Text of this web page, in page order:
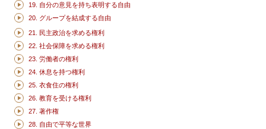
19. 自分の意見を持ち表明する自由
20. グループを結成する自由
21. 民主政治を求める権利
22. 社会保障を求める権利
23. 労働者の権利
24. 休息を持つ権利
25. 衣食住の権利
26. 教育を受ける権利
27. 著作権
28. 自由で平等な世界